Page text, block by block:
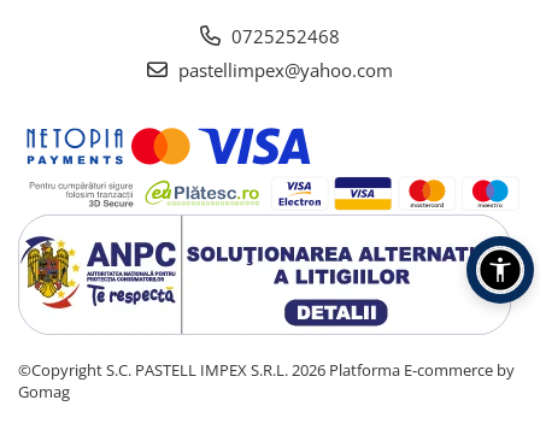
0725252468
pastellimpex@yahoo.com
©Copyright S.C. PASTELL IMPEX S.R.L. 2026 Platforma E-commerce by
Gomag